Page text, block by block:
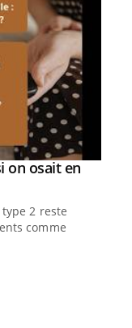
on osait en
2 reste
comme